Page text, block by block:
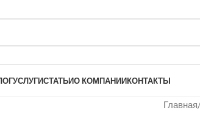
УСЛУГИСТАТЬИО КОМПАНИИКОНТАКТЫ
Главная